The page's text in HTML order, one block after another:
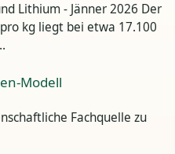
Lithium - Jänner 2026 Der
kg liegt bei etwa 17.100
Modell
Fachquelle zu